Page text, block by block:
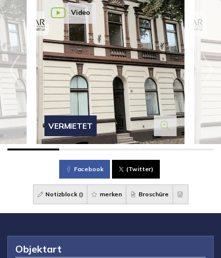
VERMIETET
Video
Facebook (Twitter)
Notizblock () merken Broschüre
Objektart